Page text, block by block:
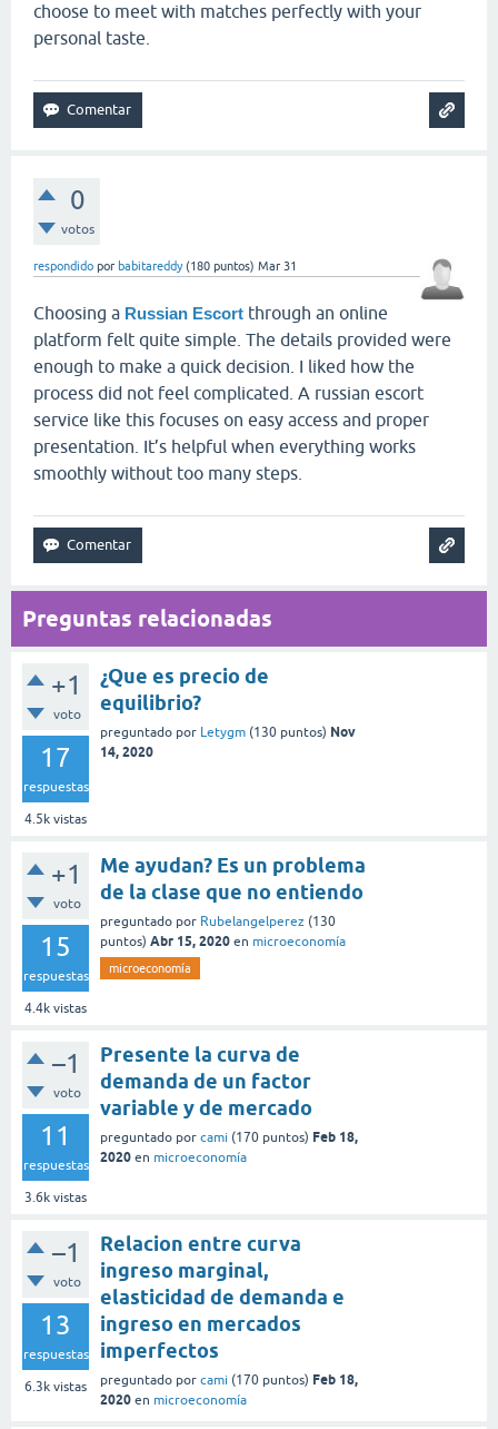
choose to meet with matches perfectly with your
personal taste.
0
votos
respondido por babitareddy (180 puntos) Mar 31
Choosing a Russian Escort through an online
platform felt quite simple. The details provided were
enough to make a quick decision. I liked how the
process did not feel complicated. A russian escort
service like this focuses on easy access and proper
presentation. It’s helpful when everything works
smoothly without too many steps.
Preguntas relacionadas
+1
voto
17
respuestas
4.5k vistas
¿Que es precio de
equilibrio?
preguntado por Letygm (130 puntos) Nov
14, 2020
+1
voto
15
respuestas
4.4k vistas
Me ayudan? Es un problema
de la clase que no entiendo
preguntado por Rubelangelperez (130
puntos) Abr 15, 2020 en microeconomía
microeconomía
–1
voto
11
respuestas
3.6k vistas
Presente la curva de
demanda de un factor
variable y de mercado
preguntado por cami (170 puntos) Feb 18,
2020 en microeconomía
–1
voto
13
respuestas
6.3k vistas
Relacion entre curva
ingreso marginal,
elasticidad de demanda e
ingreso en mercados
imperfectos
preguntado por cami (170 puntos) Feb 18,
2020 en microeconomía